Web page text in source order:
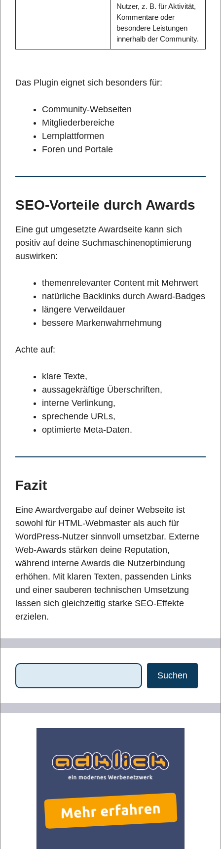
Nutzer, z. B. für Aktivität,
Kommentare oder
besondere Leistungen
innerhalb der Community.
Das Plugin eignet sich besonders für:
Community-Webseiten
Mitgliederbereiche
Lernplattformen
Foren und Portale
SEO-Vorteile durch Awards
Eine gut umgesetzte Awardseite kann sich
positiv auf deine Suchmaschinenoptimierung
auswirken:
themenrelevanter Content mit Mehrwert
natürliche Backlinks durch Award-Badges
längere Verweildauer
bessere Markenwahrnehmung
Achte auf:
klare Texte,
aussagekräftige Überschriften,
interne Verlinkung,
sprechende URLs,
optimierte Meta-Daten.
Fazit
Eine Awardvergabe auf deiner Webseite ist
sowohl für HTML-Webmaster als auch für
WordPress-Nutzer sinnvoll umsetzbar. Externe
Web-Awards stärken deine Reputation,
während interne Awards die Nutzerbindung
erhöhen. Mit klaren Texten, passenden Links
und einer sauberen technischen Umsetzung
lassen sich gleichzeitig starke SEO-Effekte
erzielen.
Suchen
Suchen